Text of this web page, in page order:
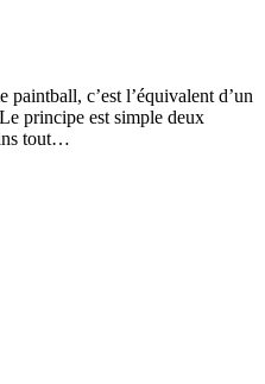
paintball, c’est l’équivalent d’un
principe est simple deux
tout…